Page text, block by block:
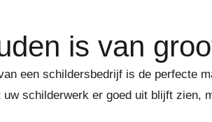
is van
een schildersbedrijf is de perfecte
schilderwerk er goed uit blijft zien,